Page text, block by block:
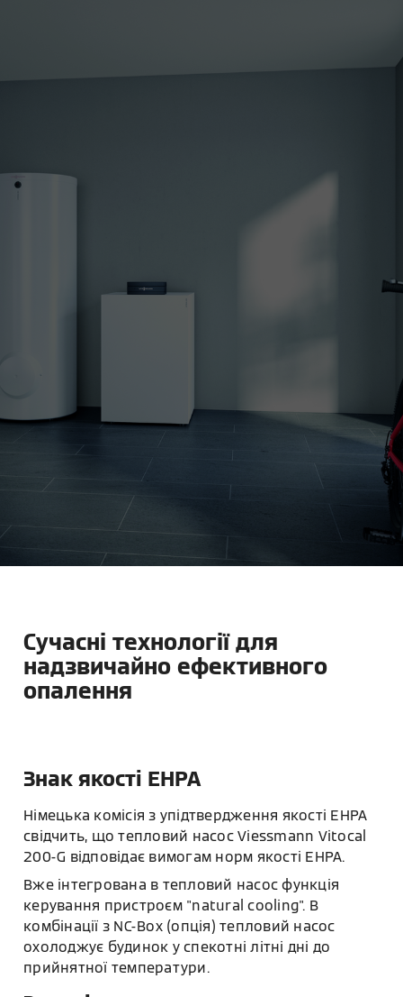
Сучасні технології для
надзвичайно ефективного
опалення
Знак якості EHPA
Німецька комісія з упідтвердження якості EHPA
свідчить, що тепловий насос Viessmann Vitocal
200-G відповідає вимогам норм якості EHPA.
Вже інтегрована в тепловий насос функція
керування пристроєм "natural cooling". В
комбінації з NC-Box (опція) тепловий насос
охолоджує будинок у спекотні літні дні до
прийнятної температури.